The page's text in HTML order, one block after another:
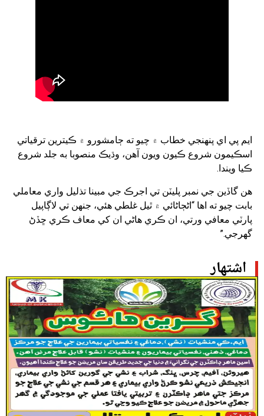
اشتهار
ايم پي اي پنهنجي خطاب ۾ چيو ته ڄامشورو ۾ ڪيترين ترقياتي
اسڪيمون شروع ڪيون ويون آهن، وڌيڪ منصوبا به جلد شروع
ڪيا ويندا.
هن گاڏين جي نمبر پليٽن تي اجرڪ جي مبينا تذليل واري معاملي
بابت چيو ته اها “اڻڄاڻائي ۾ ٿيل غلطي هئي، جنهن تي لاڳاپيل
پارٽي معافي ورتي، ان ڪري هاڻي ان کي معاف ڪري ڇڏڻ
گهرجي.”